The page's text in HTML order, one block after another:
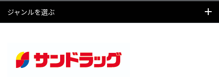
ジャンルを選ぶ